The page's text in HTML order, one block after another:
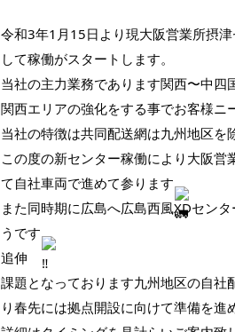
令和3年1月15日より現大阪営業所摂
して稼働がスタートします。
当社の主力業務であります関西〜中
関西エリアの強化をする事でお客様ニ
当社の特徴は共同配送網は九州地区を
この度の新センター稼働により大阪
て自社車両で進めて参ります
また同時期に広島へ広島西風XDセン
うです
追伸
課題となっております九州地区の自社
り春先には拠点開設に向けて準備を進